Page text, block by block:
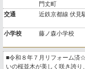
門丈町
交通 近鉄京都線 伏見
小学校 藤ノ森小学校
■令和８年７月リフォーム済
いの桜並木が美しく咲き誇